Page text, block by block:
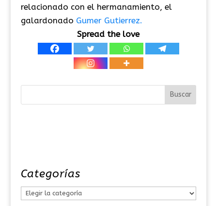
relacionado con el hermanamiento, el
galardonado Gumer Gutierrez.
Spread the love
Categorías